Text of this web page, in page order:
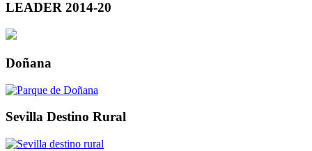
LEADER 2014-20
Doñana
Sevilla Destino Rural